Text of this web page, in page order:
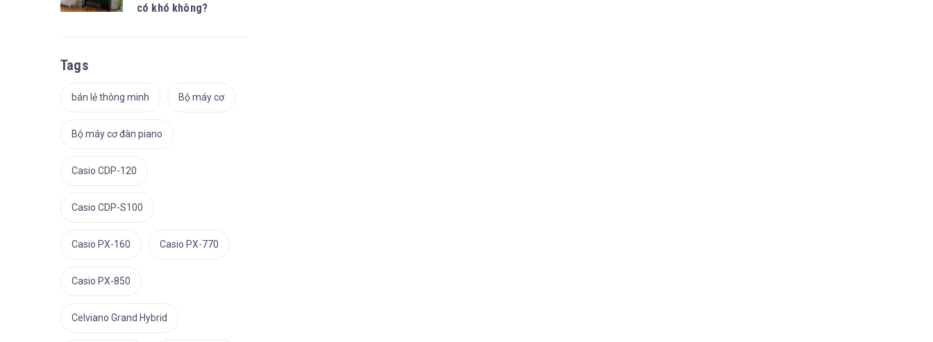
có khó không?
Tags
bán lẻ thông minh Bộ máy cơ
Bộ máy cơ đàn piano
Casio CDP-120
Casio CDP-S100
Casio PX-160 Casio PX-770
Casio PX-850
Celviano Grand Hybrid